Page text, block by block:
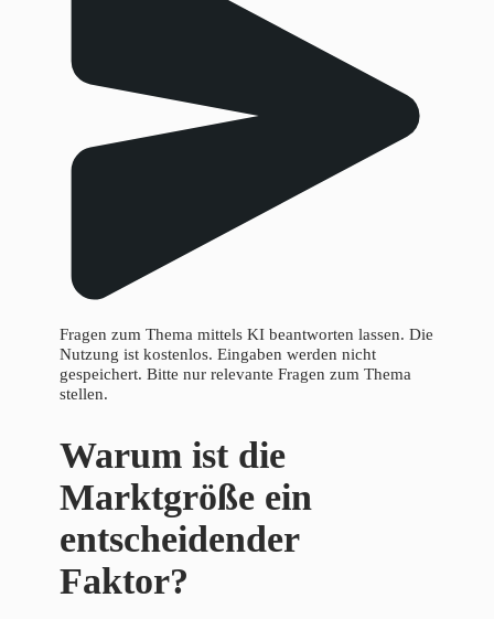
Fragen zum Thema mittels KI beantworten lassen. Die
Nutzung ist kostenlos. Eingaben werden nicht
gespeichert. Bitte nur relevante Fragen zum Thema
stellen.
Warum ist die
Marktgröße ein
entscheidender
Faktor?